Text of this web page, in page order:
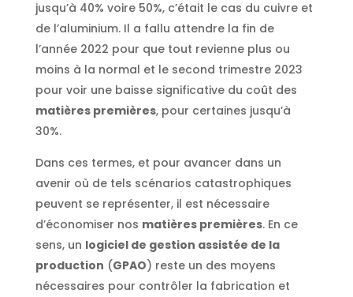
jusqu’à 40% voire 50%, c’était le cas du cuivre et
de l’aluminium. Il a fallu attendre la fin de
l’année 2022 pour que tout revienne plus ou
moins à la normal et le second trimestre 2023
pour voir une baisse significative du coût des
matières premières, pour certaines jusqu’à
30%.
Dans ces termes, et pour avancer dans un
avenir où de tels scénarios catastrophiques
peuvent se représenter, il est nécessaire
d’économiser nos matières premières. En ce
sens, un logiciel de gestion assistée de la
production (GPAO) reste un des moyens
nécessaires pour contrôler la fabrication et